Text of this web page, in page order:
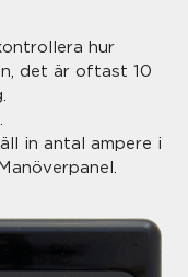
hur
det är oftast 10
in antal ampere i